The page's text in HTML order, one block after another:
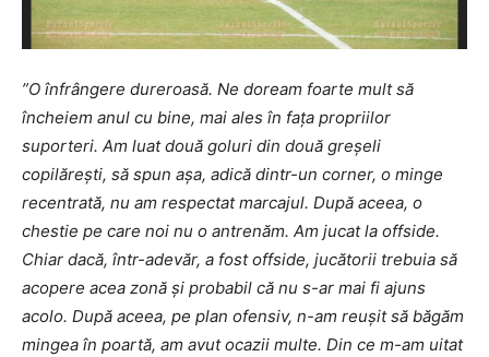
”O înfrângere dureroasă. Ne doream foarte mult să
încheiem anul cu bine, mai ales în fața propriilor
suporteri. Am luat două goluri din două greșeli
copilărești, să spun așa, adică dintr-un corner, o minge
recentrată, nu am respectat marcajul. După aceea, o
chestie pe care noi nu o antrenăm. Am jucat la offside.
Chiar dacă, într-adevăr, a fost offside, jucătorii trebuia să
acopere acea zonă și probabil că nu s-ar mai fi ajuns
acolo. După aceea, pe plan ofensiv, n-am reușit să băgăm
mingea în poartă, am avut ocazii multe. Din ce m-am uitat